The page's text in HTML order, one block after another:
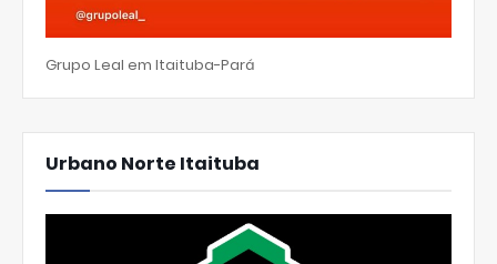
Grupo Leal em Itaituba-Pará
Urbano Norte Itaituba